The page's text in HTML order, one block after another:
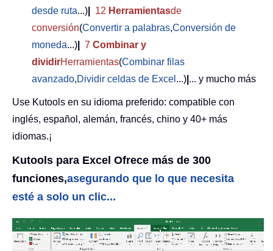
desde ruta...) 12 Herramientasde
conversión(Convertir a palabras,Conversión de
moneda...) 7 Combinar y
dividirHerramientas(Combinar filas
avanzado,Dividir celdas de Excel ...) ... y mucho más
Use Kutools en su idioma preferido: compatible con
inglés, español, alemán, francés, chino y 40+ más
idiomas.¡
Kutools para Excel Ofrece más de 300
funciones,asegurando que lo que necesita
esté a solo un clic...